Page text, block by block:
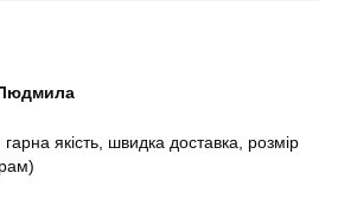
якість, швидка доставка, розмір